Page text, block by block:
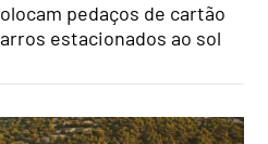
pedaços de cartão
estacionados ao sol